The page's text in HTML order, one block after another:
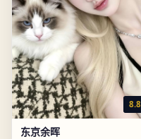
8.8
东京余晖